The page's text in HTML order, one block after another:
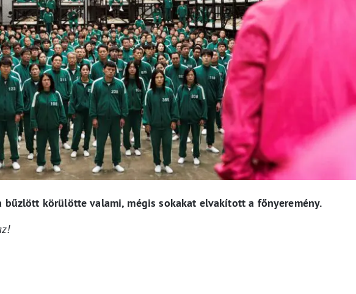
bűzlött körülötte valami, mégis sokakat elvakított a főnyeremény.